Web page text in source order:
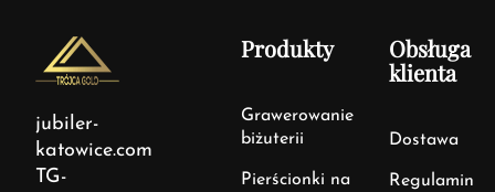
jubiler-
katowice.com
TG-
Produkty
Grawerowanie
biżuterii
Pierścionki na
Obsługa
klienta
Dostawa
Regulamin